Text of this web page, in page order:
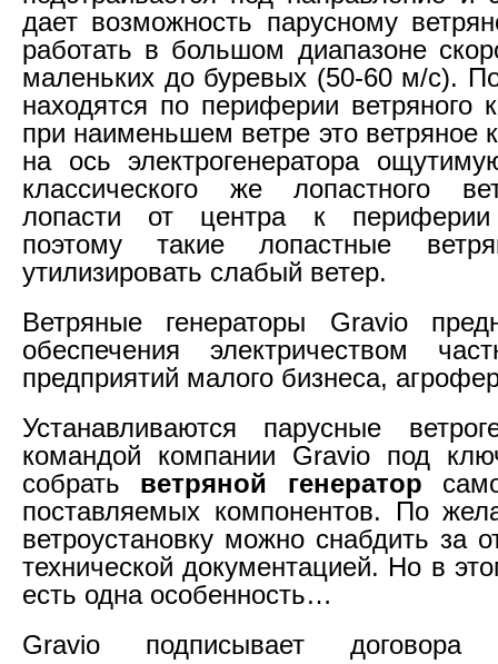
дает возможность парусному
работать в большом диапазоне
маленьких до буревых (50-60 м/с).
находятся по периферии ветряного
при наименьшем ветре это ветряное
на ось электрогенератора
классического же лопастного
лопасти от центра к периферии
поэтому такие лопастные
утилизировать слабый ветер.
Ветряные генераторы Gravio
обеспечения электричеством
предприятий малого бизнеса,
Устанавливаются парусные
командой компании Gravio под
собрать ветряной генератор
поставляемых компонентов. По
ветроустановку можно снабдить за
технической документацией. Но в
есть одна особенность…
Gravio подписывает договора